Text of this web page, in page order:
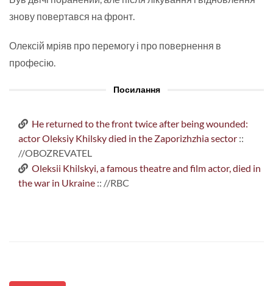
знову повертався на фронт.
Олексій мріяв про перемогу і про повернення в
професію.
Посилання
He returned to the front twice after being wounded:
actor Oleksiy Khilsky died in the Zaporizhzhia sector ::
//OBOZREVATEL
Oleksii Khilskyi, a famous theatre and film actor, died in
the war in Ukraine :: //RBC